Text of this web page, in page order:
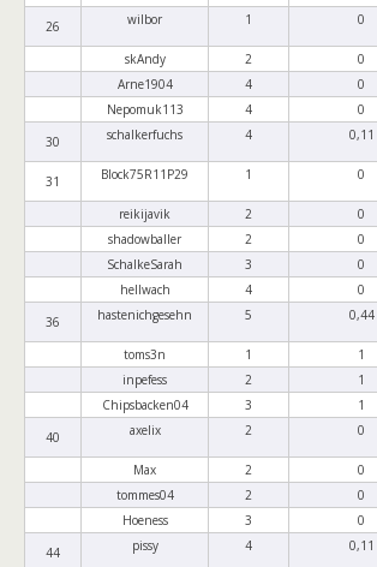
26
wilbor 1 0
skAndy 2 0
Arne1904
4 0
Nepomuk113
4 0
30
schalkerfuchs 4 0,11
31 Block75R11P29 1 0
reikijavik 2 0
shadowballer
2 0
SchalkeSarah
3 0
hellwach
4 0
36
hastenichgesehn 5 0,44
toms3n 1 1
inpefess
2 1
Chipsbacken04
3 1
40
axelix 2 0
Max 2 0
tommes04
2 0
Hoeness
3 0
44
pissy 4 0,11